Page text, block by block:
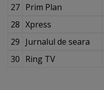
27 Prim Plan
28 Xpress
29 Jurnalul de seara
30 Ring TV